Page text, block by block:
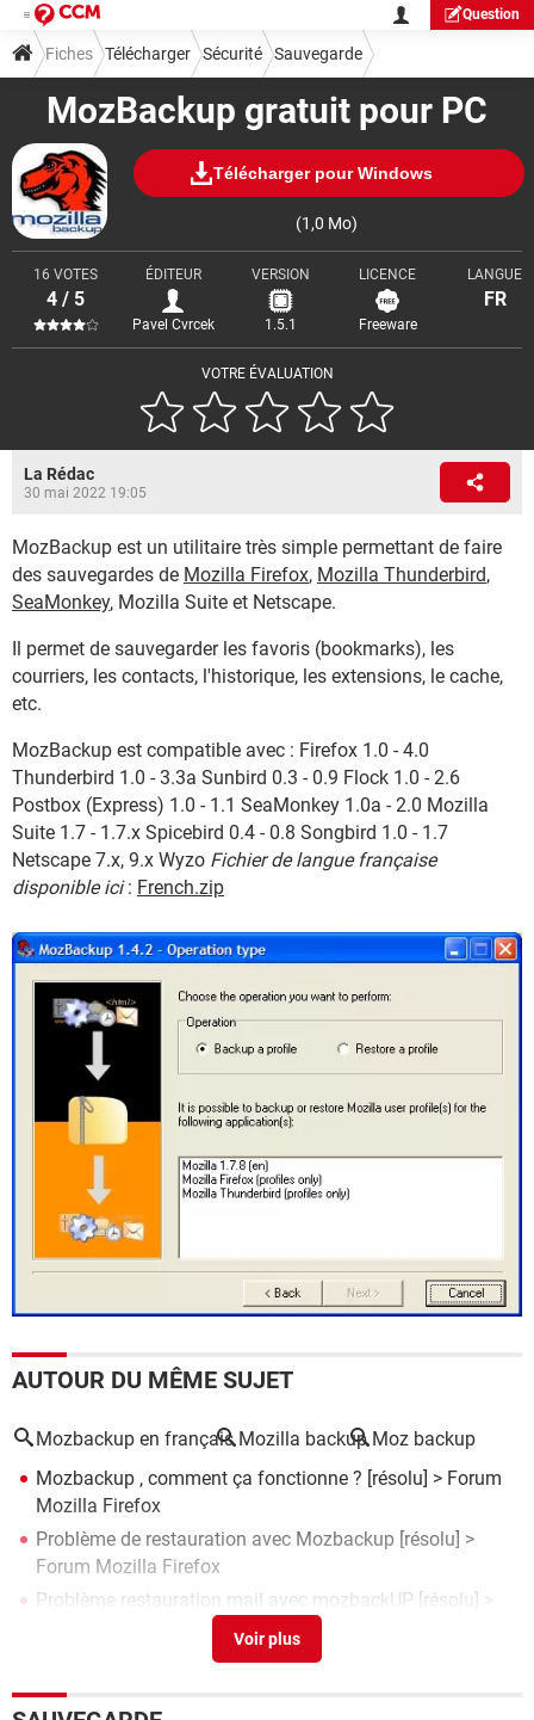
Question
MozBackup gratuit pour PC
Télécharger pour Windows
(1,0 Mo)
VOTRE ÉVALUATION
16 VOTES
4 / 5
ÉDITEUR
Pavel Cvrcek
VERSION
1.5.1
LICENCE
Freeware
LANGUE
FR
Fiches Télécharger Sécurité Sauvegarde
La Rédac
30 mai 2022 19:05
MozBackup est un utilitaire très simple permettant de faire
des sauvegardes de Mozilla Firefox, Mozilla Thunderbird,
SeaMonkey, Mozilla Suite et Netscape.
Il permet de sauvegarder les favoris (bookmarks), les
courriers, les contacts, l'historique, les extensions, le cache,
etc.
MozBackup est compatible avec : Firefox 1.0 - 4.0
Thunderbird 1.0 - 3.3a Sunbird 0.3 - 0.9 Flock 1.0 - 2.6
Postbox (Express) 1.0 - 1.1 SeaMonkey 1.0a - 2.0 Mozilla
Suite 1.7 - 1.7.x Spicebird 0.4 - 0.8 Songbird 1.0 - 1.7
Netscape 7.x, 9.x Wyzo Fichier de langue française
disponible ici: French.zip
AUTOUR DU MÊME SUJET
Mozbackup en français Mozilla backup Moz backup
Mozbackup , comment ça fonctionne ? [résolu] > Forum
Mozilla Firefox
Problème de restauration avec Mozbackup [résolu] >
Forum Mozilla Firefox
Problème restauration mail avec mozbackUP [résolu] >